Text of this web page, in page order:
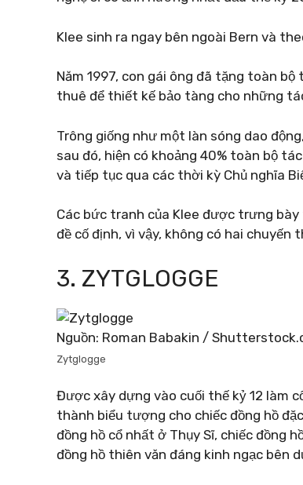
Klee sinh ra ngay bên ngoài Bern và
Năm 1997, con gái ông đã tặng toàn
thuê để thiết kế bảo tàng cho những
Trông giống như một làn sóng dao
sau đó, hiện có khoảng 40% toàn bộ
và tiếp tục qua các thời kỳ Chủ nghĩa
Các bức tranh của Klee được trưng
đề cố định, vì vậy, không có hai
3. ZYTGLOGGE
Nguồn: Roman Babakin /
Zytglogge
Được xây dựng vào cuối thế kỷ 12 làm
thành biểu tượng cho chiếc đồng hồ
đồng hồ cổ nhất ở Thụy Sĩ, chiếc đồng
đồng hồ thiên văn đáng kinh ngạc bên